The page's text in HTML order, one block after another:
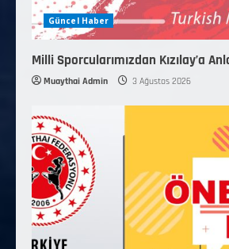
Güncel Haber
Milli Sporcularımızdan Kızılay’a
Muaythai Admin 3 Ağustos 2026